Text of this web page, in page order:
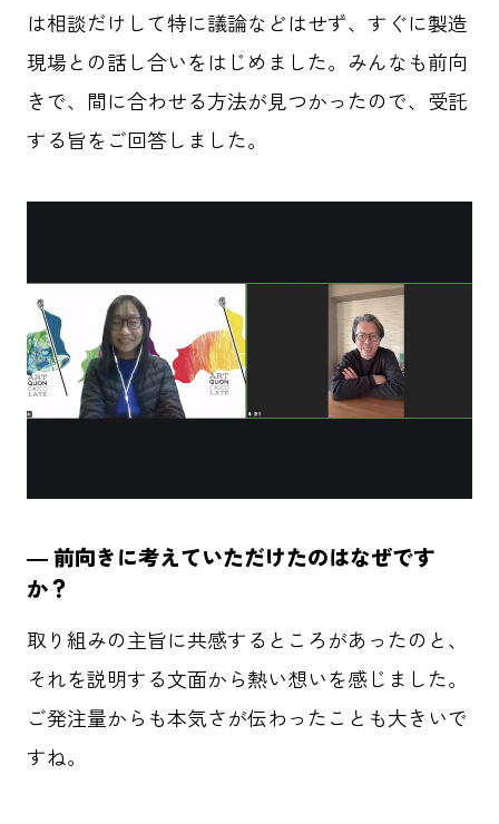
は相談だけして特に議論などはせず、すぐに製造
現場との話し合いをはじめました。みんなも前向
きで、間に合わせる方法が見つかったので、受託
する旨をご回答しました。
― 前向きに考えていただけたのはなぜです
か？
取り組みの主旨に共感するところがあったのと、
それを説明する文面から熱い想いを感じました。
ご発注量からも本気さが伝わったことも大きいで
すね。